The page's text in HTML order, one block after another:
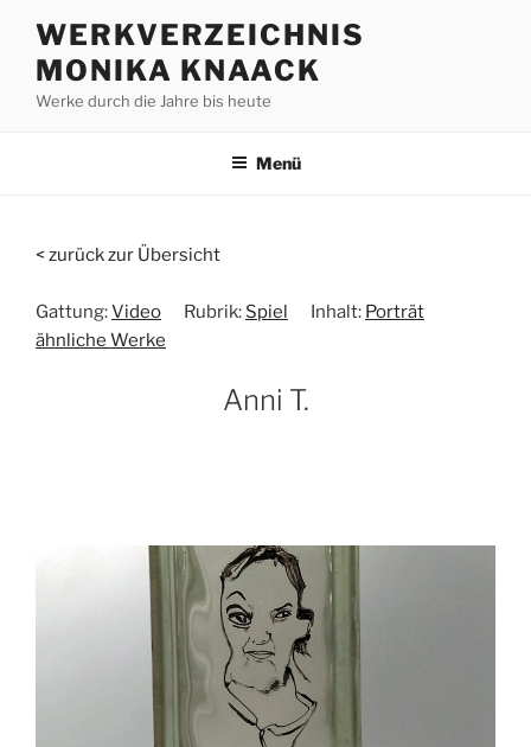
Inhalt
springen
WERKVERZEICHNIS
MONIKA KNAACK
Werke durch die Jahre bis heute
Menü
< zurück zur Übersicht
Gattung:Video Rubrik: Spiel Inhalt: Porträt
ähnliche Werke
Anni T.